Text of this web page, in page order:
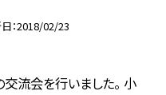
2018/02/23
交流会を行いました。 小